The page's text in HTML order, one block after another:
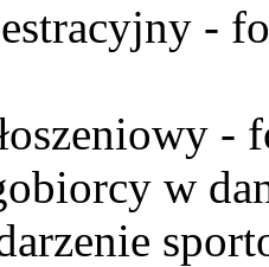
-
-
w